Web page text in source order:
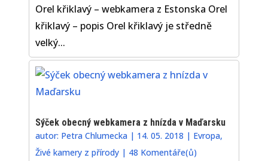
Orel křiklavý – webkamera z Estonska Orel
křiklavý – popis Orel křiklavý je středně
velký...
Sýček obecný webkamera z hnízda v Maďarsku
autor: Petra Chlumecka | 14. 05. 2018 | Evropa,
Živé kamery z přírody | 48 Komentáře(ů)